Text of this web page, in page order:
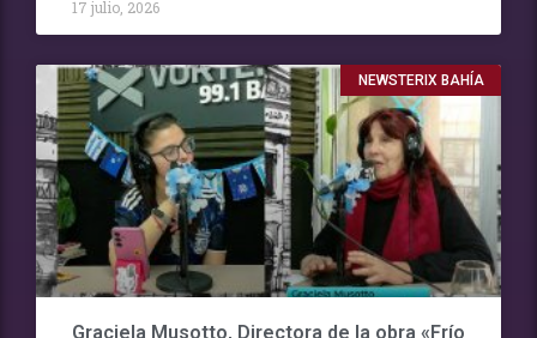
17 julio, 2026
NEWSTERIX BAHÍA
Graciela Musotto, Directora de la obra «Frío